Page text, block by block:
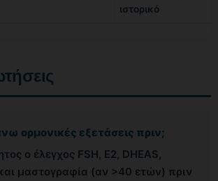
ιστορικό
ορμονικές εξετάσεις πριν;
ο έλεγχος FSH, E2, DHEAS,
μαστογραφία (αν >40 ετών) πριν